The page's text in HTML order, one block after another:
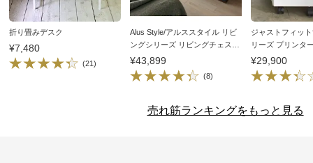
折り畳みデスク
¥7,480
(21)
Alus Style/アルススタイル リビ
ングシリーズ リビングチェスト
幅40.5cm（コンパクトホームオ
フィス サイドチェスト）
¥43,899
(8)
ジャストフィッ
リーズ プリンタ
¥29,900
売れ筋ランキングをもっと見る